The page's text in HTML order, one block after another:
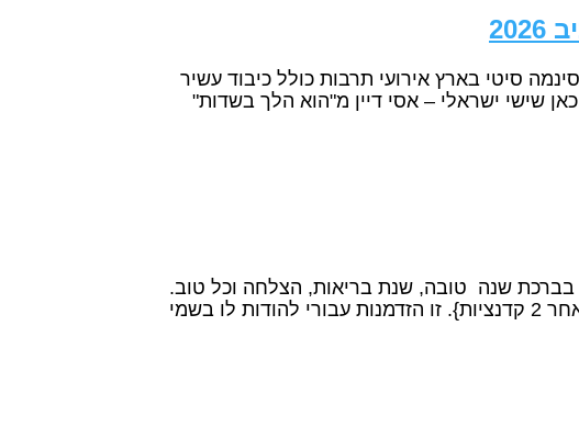
סיטי בארץ אירועי תרבות כולל כיבוד עשיר
שישי ישראלי – אסי דיין מ"הוא הלך בשדות"
שנה טובה, שנת בריאות, הצלחה וכל טוב.
בבחירות שהתקיימו בחודש מאי השנה, נבחרתי ליו"ר העמותה והחלפתי את מר טוביה אלון {לאחר 2 קדנציות}. זו הזדמנות עבורי להודות לו בשמי